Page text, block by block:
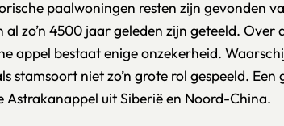
paalwoningen resten zijn gevonden
al zo’n 4500 jaar geleden zijn geteeld. Over
appel bestaat enige onzekerheid.
stamsoort niet zo’n grote rol gespeeld.
Astrakanappel uit Siberië en Noord-China.